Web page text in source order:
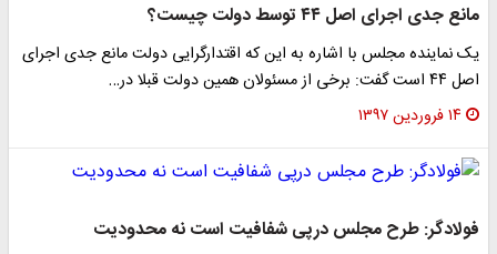
مانع جدی اجرای اصل ۴۴ توسط دولت چیست؟
یک نماینده مجلس با اشاره به این که اقتدارگرایی دولت مانع جدی اجرای
اصل ۴۴ است گفت: برخی از مسئولان همین دولت قبلا در…
۱۴ فروردین ۱۳۹۷
فولادگر: طرح مجلس درپی شفافیت است نه محدودیت